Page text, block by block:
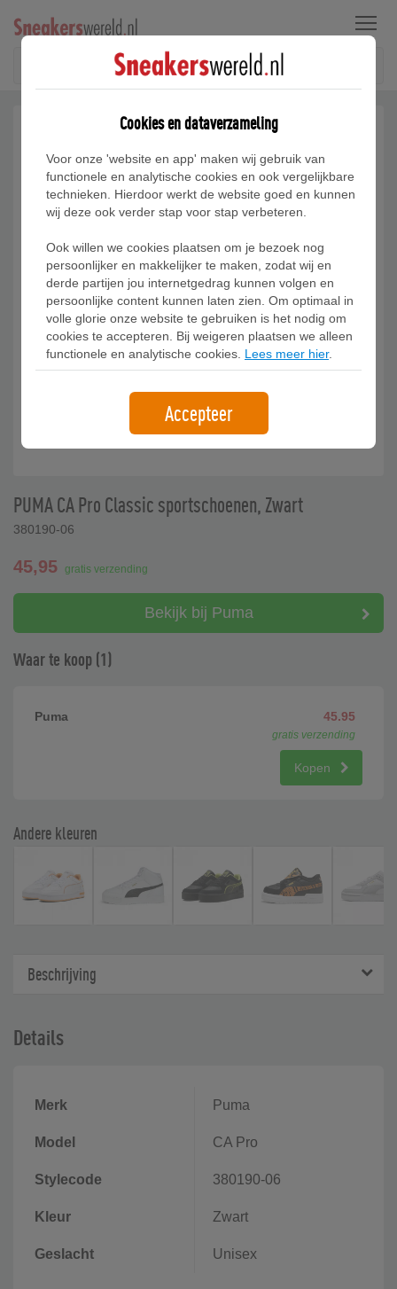
Menu
PUMA CA Pro Classic sportschoenen, Zwart
380190-06
45,95 gratis verzending
Bekijk bij Puma
Waar te koop (1)
Puma 45.95
gratis verzending
Kopen
Andere kleuren
Beschrijving
Details
Merk Puma
Model CA Pro
Stylecode 380190-06
Kleur Zwart
Geslacht Unisex
Cookies en dataverzameling
Voor onze 'website en app' maken wij gebruik van
functionele en analytische cookies en ook vergelijkbare
technieken. Hierdoor werkt de website goed en kunnen
wij deze ook verder stap voor stap verbeteren.
Ook willen we cookies plaatsen om je bezoek nog
persoonlijker en makkelijker te maken, zodat wij en
derde partijen jou internetgedrag kunnen volgen en
persoonlijke content kunnen laten zien. Om optimaal in
volle glorie onze website te gebruiken is het nodig om
cookies te accepteren. Bij weigeren plaatsen we alleen
functionele en analytische cookies. Lees meer hier.
Accepteer